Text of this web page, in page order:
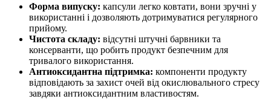
Форма випуску: капсули легко ковтати, вони зручні у
використанні і дозволяють дотримуватися регулярного
прийому.
Чистота складу: відсутні штучні барвники та
консерванти, що робить продукт безпечним для
тривалого використання.
Антиоксидантна підтримка: компоненти продукту
відповідають за захист очей від окислювального стресу
завдяки антиоксидантним властивостям.